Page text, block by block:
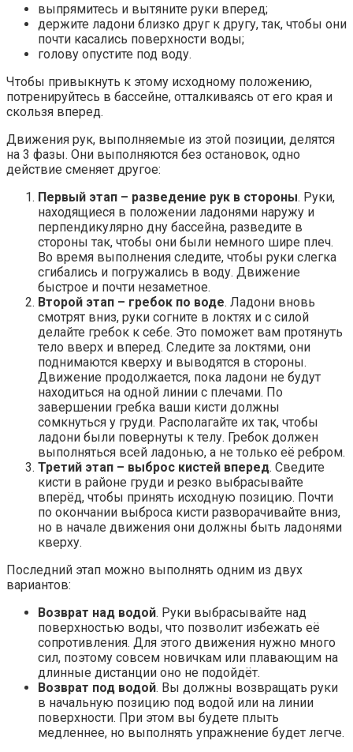
выпрямитесь и вытяните руки вперед;
держите ладони близко друг к другу, так, чтобы они
почти касались поверхности воды;
голову опустите под воду.
Чтобы привыкнуть к этому исходному положению,
потренируйтесь в бассейне, отталкиваясь от его края и
скользя вперед.
Движения рук, выполняемые из этой позиции, делятся
на 3 фазы. Они выполняются без остановок, одно
действие сменяет другое:
Первый этап – разведение рук в стороны. Руки,
находящиеся в положении ладонями наружу и
перпендикулярно дну бассейна, разведите в
стороны так, чтобы они были немного шире плеч.
Во время выполнения следите, чтобы руки слегка
сгибались и погружались в воду. Движение
быстрое и почти незаметное.
Второй этап – гребок по воде. Ладони вновь
смотрят вниз, руки согните в локтях и с силой
делайте гребок к себе. Это поможет вам протянуть
тело вверх и вперед. Следите за локтями, они
поднимаются кверху и выводятся в стороны.
Движение продолжается, пока ладони не будут
находиться на одной линии с плечами. По
завершении гребка ваши кисти должны
сомкнуться у груди. Располагайте их так, чтобы
ладони были повернуты к телу. Гребок должен
выполняться всей ладонью, а не только её ребром.
Третий этап – выброс кистей вперед. Сведите
кисти в районе груди и резко выбрасывайте
вперёд, чтобы принять исходную позицию. Почти
по окончании выброса кисти разворачивайте вниз,
но в начале движения они должны быть ладонями
кверху.
Последний этап можно выполнять одним из двух
вариантов:
Возврат над водой. Руки выбрасывайте над
поверхностью воды, что позволит избежать её
сопротивления. Для этого движения нужно много
сил, поэтому совсем новичкам или плавающим на
длинные дистанции оно не подойдёт.
Возврат под водой. Вы должны возвращать руки
в начальную позицию под водой или на линии
поверхности. При этом вы будете плыть
медленнее, но выполнять упражнение будет легче.